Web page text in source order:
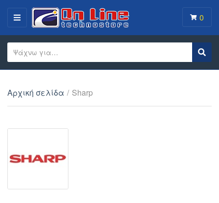
MENU
Category name
Search text
0
Αρχική σελίδα / Sharp